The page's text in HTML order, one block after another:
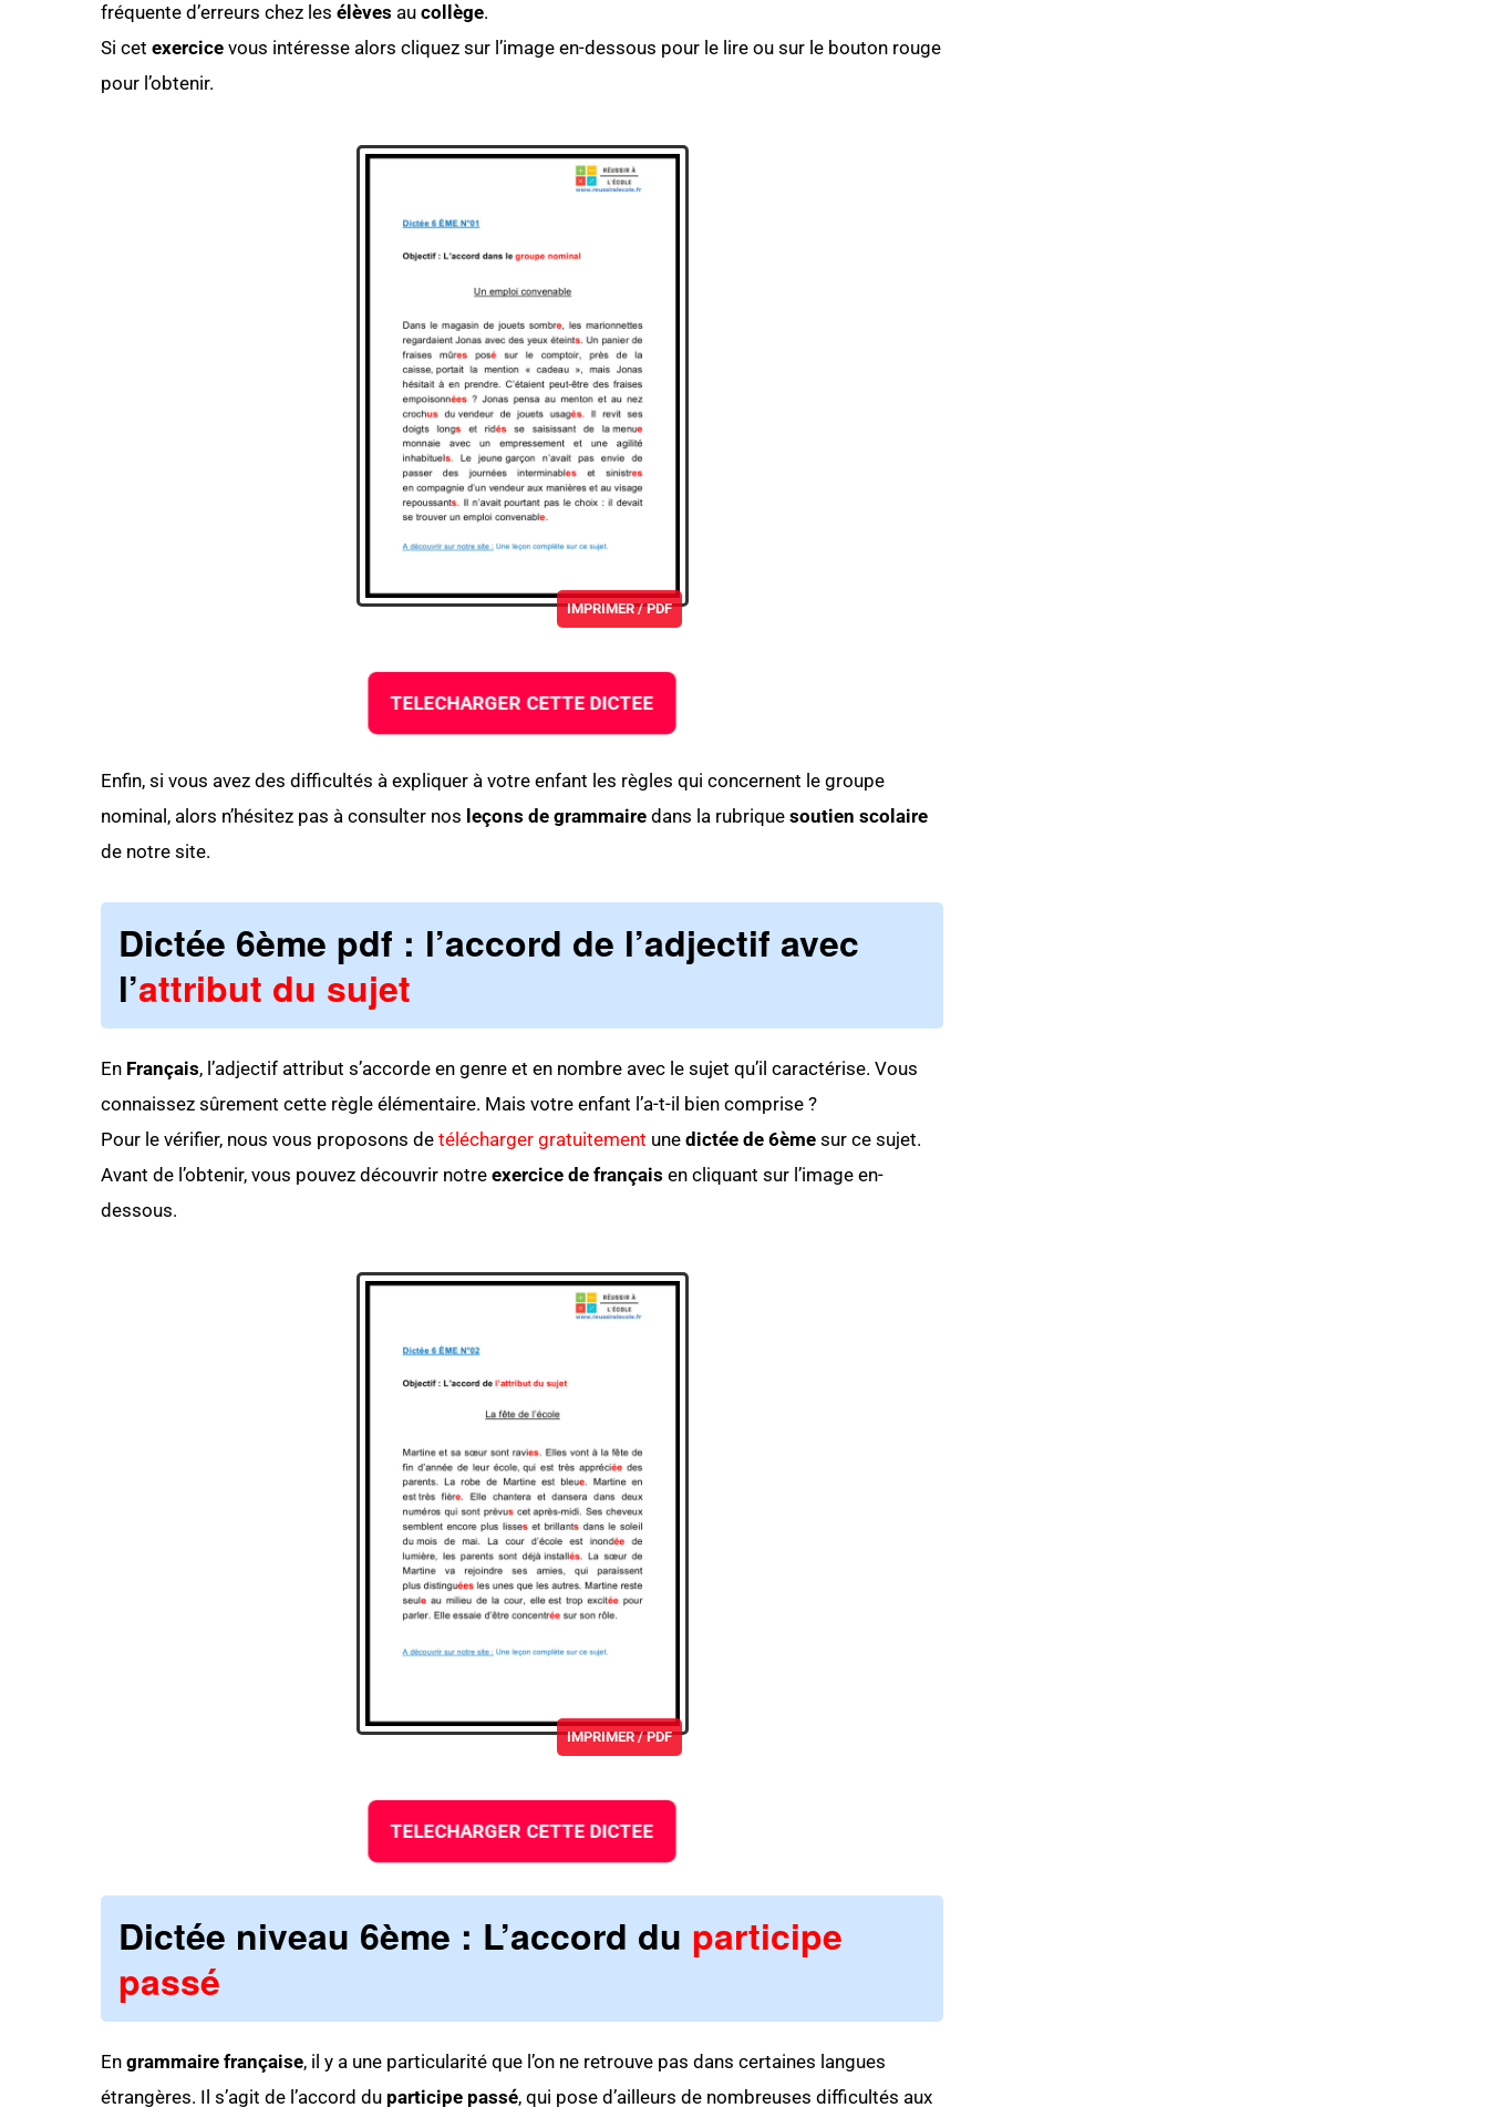
fréquente d’erreurs chez les élèves au collège.
Si cet exercice vous intéresse alors cliquez sur l’image en-dessous pour le lire ou sur le bouton rouge
pour l’obtenir.
IMPRIMER / PDF
TELECHARGER CETTE DICTEE
Enfin, si vous avez des difficultés à expliquer à votre enfant les règles qui concernent le groupe
nominal, alors n’hésitez pas à consulter nos leçons de grammaire dans la rubrique soutien scolaire
de notre site.
Dictée 6ème pdf : l’accord de l’adjectif avec
l’attribut du sujet
En Français, l’adjectif attribut s’accorde en genre et en nombre avec le sujet qu’il caractérise. Vous
connaissez sûrement cette règle élémentaire. Mais votre enfant l’a-t-il bien comprise ?
Pour le vérifier, nous vous proposons de télécharger gratuitement une dictée de 6ème sur ce sujet.
Avant de l’obtenir, vous pouvez découvrir notre exercice de français en cliquant sur l’image en-
dessous.
IMPRIMER / PDF
TELECHARGER CETTE DICTEE
Dictée niveau 6ème : L’accord du participe
passé
En grammaire française, il y a une particularité que l’on ne retrouve pas dans certaines langues
étrangères. Il s’agit de l’accord du participe passé, qui pose d’ailleurs de nombreuses difficultés aux